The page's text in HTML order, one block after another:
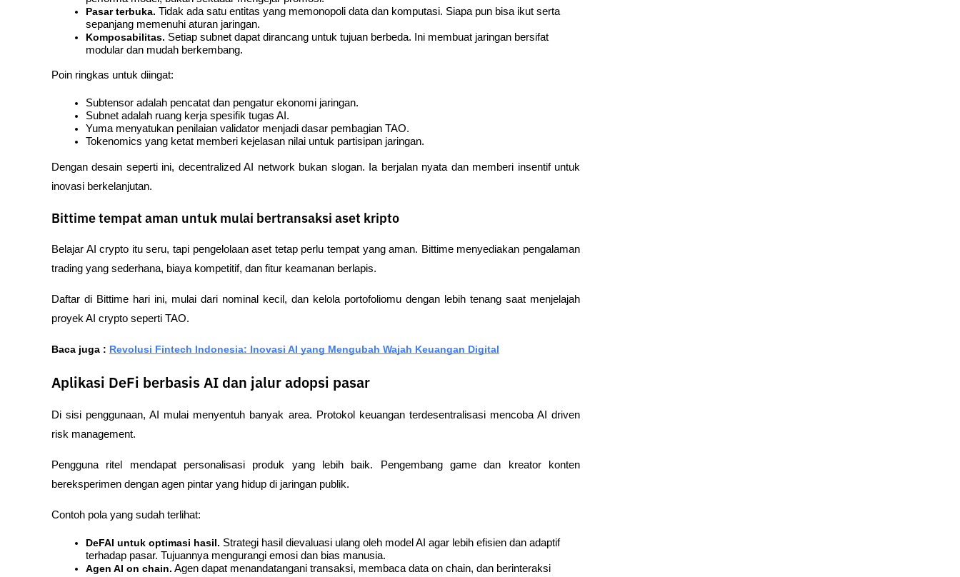
Pasar terbuka. Tidak ada satu entitas yang memonopoli data dan komputasi. Siapa pun bisa ikut serta
sepanjang memenuhi aturan jaringan.
Komposabilitas. Setiap subnet dapat dirancang untuk tujuan berbeda. Ini membuat jaringan bersifat
modular dan mudah berkembang.
Poin ringkas untuk diingat:
Subtensor adalah pencatat dan pengatur ekonomi jaringan.
Subnet adalah ruang kerja spesifik tugas AI.
Yuma menyatukan penilaian validator menjadi dasar pembagian TAO.
Tokenomics yang ketat memberi kejelasan nilai untuk partisipan jaringan.
Dengan desain seperti ini, decentralized AI network bukan slogan. Ia berjalan nyata dan memberi insentif untuk
inovasi berkelanjutan.
Bittime tempat aman untuk mulai bertransaksi aset kripto
Belajar AI crypto itu seru, tapi pengelolaan aset tetap perlu tempat yang aman. Bittime menyediakan pengalaman
trading yang sederhana, biaya kompetitif, dan fitur keamanan berlapis.
Daftar di Bittime hari ini, mulai dari nominal kecil, dan kelola portofoliomu dengan lebih tenang saat menjelajah
proyek AI crypto seperti TAO.
Baca juga : Revolusi Fintech Indonesia: Inovasi AI yang Mengubah Wajah Keuangan Digital
Aplikasi DeFi berbasis AI dan jalur adopsi pasar
Di sisi penggunaan, AI mulai menyentuh banyak area. Protokol keuangan terdesentralisasi mencoba AI driven
risk management.
Pengguna ritel mendapat personalisasi produk yang lebih baik. Pengembang game dan kreator konten
bereksperimen dengan agen pintar yang hidup di jaringan publik.
Contoh pola yang sudah terlihat:
DeFAI untuk optimasi hasil. Strategi hasil dievaluasi ulang oleh model AI agar lebih efisien dan adaptif
terhadap pasar. Tujuannya mengurangi emosi dan bias manusia.
Agen AI on chain. Agen dapat menandatangani transaksi, membaca data on chain, dan berinteraksi